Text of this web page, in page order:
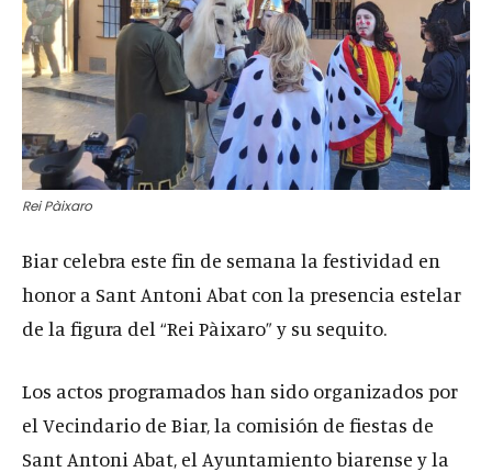
Rei Pàixaro
Biar celebra este fin de semana la festividad en
honor a Sant Antoni Abat con la presencia estelar
de la figura del “Rei Pàixaro” y su sequito.
Los actos programados han sido organizados por
el Vecindario de Biar, la comisión de fiestas de
Sant Antoni Abat, el Ayuntamiento biarense y la